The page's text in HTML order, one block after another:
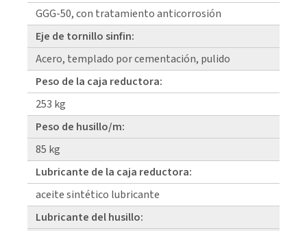
GGG-50, con tratamiento anticorrosión
Eje de tornillo sinfin:
Acero, templado por cementación, pulido
Peso de la caja reductora:
253 kg
Peso de husillo/m:
85 kg
Lubricante de la caja reductora:
aceite sintético lubricante
Lubricante del husillo: